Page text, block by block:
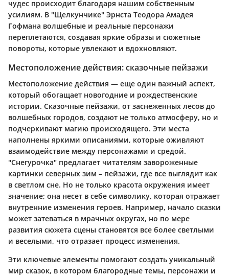
чудес происходит благодаря нашим собственным
усилиям. В "Щелкунчике" Эрнста Теодора Амадея
Гофмана волшебные и реальные персонажи
переплетаются, создавая яркие образы и сюжетные
повороты, которые увлекают и вдохновляют.
Местоположение действия: сказочные пейзажи
Местоположение действия — еще один важный аспект,
который обогащает новогодние и рождественские
истории. Сказочные пейзажи, от заснеженных лесов до
волшебных городов, создают не только атмосферу, но и
подчеркивают магию происходящего. Эти места
наполнены яркими описаниями, которые оживляют
взаимодействие между персонажами и средой.
"Снегурочка" предлагает читателям завороженные
картинки северных зим – пейзажи, где все выглядит как
в светлом сне. Но не только красота окружения имеет
значение; она несет в себе символику, которая отражает
внутренние изменения героев. Например, начало сказки
может затеваться в мрачных округах, но по мере
развития сюжета сцены становятся все более светлыми
и веселыми, что отразает процесс изменения.
Эти ключевые элементы помогают создать уникальный
мир сказок, в котором благородные темы, персонажи и